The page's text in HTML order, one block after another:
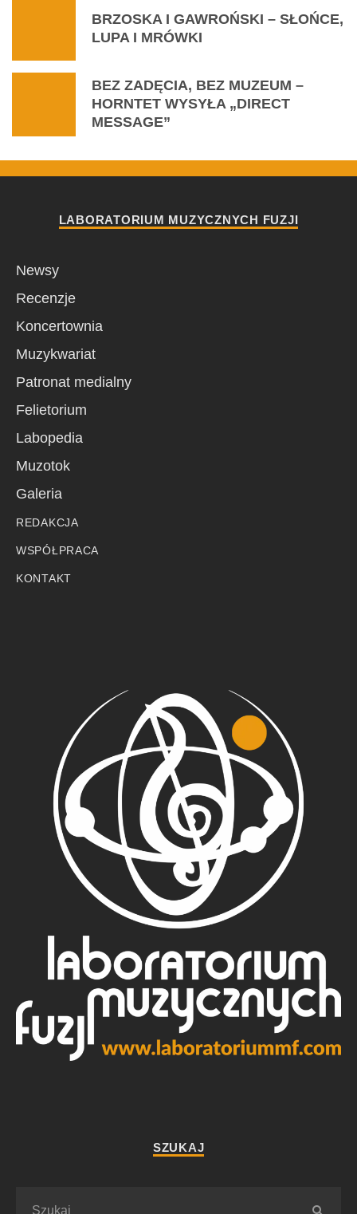
BRZOSKA I GAWROŃSKI – SŁOŃCE,
LUPA I MRÓWKI
BEZ ZADĘCIA, BEZ MUZEUM –
HORNTET WYSYŁA „DIRECT
MESSAGE”
LABORATORIUM MUZYCZNYCH FUZJI
Newsy
Recenzje
Koncertownia
Muzykwariat
Patronat medialny
Felietorium
Labopedia
Muzotok
Galeria
REDAKCJA
WSPÓŁPRACA
KONTAKT
SZUKAJ